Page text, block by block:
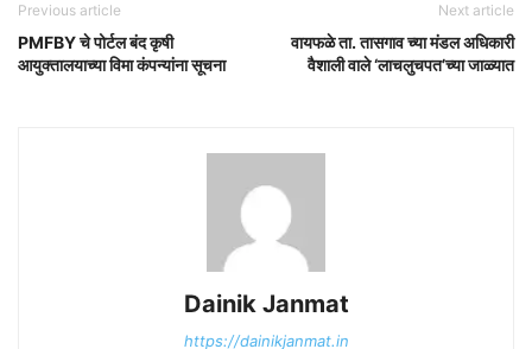
Previous article
PMFBY चे पोर्टल बंद कृषी
आयुक्तालयाच्या विमा कंपन्यांना सूचना
Next article
वायफळे ता. तासगाव च्या मंडल अधिकारी
वैशाली वाले ‘लाचलुचपत’च्या जाळ्यात
Dainik Janmat
https://dainikjanmat.in